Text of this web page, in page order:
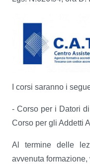
I corsi saranno i
- Corso per i Datori
Corso per gli Addetti
Al termine delle
avvenuta